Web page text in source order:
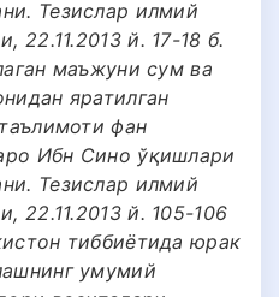
Тезислар илмий
22.11.2013 й. 17-18 б.
маъжуни сум ва
яратилган
фан
Ибн Сино ўқишлари
Тезислар илмий
22.11.2013 й. 105-106
тиббиётида юрак
умумий